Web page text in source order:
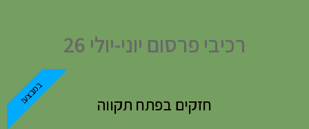
רכיבי פרסום יוני-יולי 26
חזקים בפתח תקווה במבצע!